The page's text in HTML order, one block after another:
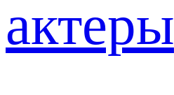
актеры